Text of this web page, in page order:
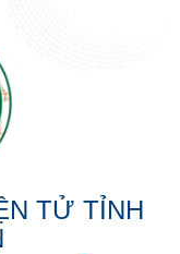
TỬ TỈNH